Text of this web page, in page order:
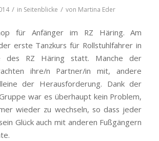
/ in Seitenblicke / von Martina Eder
für Anfänger im RZ Häring. Am
erste Tanzkurs für Rollstuhlfahrer in
des RZ Häring statt. Manche der
ihre/n Partner/in mit, andere
der Herausforderung. Dank der
war es überhaupt kein Problem,
wieder zu wechseln, so dass jeder
Glück auch mit anderen Fußgängern